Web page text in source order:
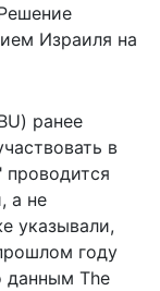
Израиля на
ранее
в
проводится
а не
указывали,
году
данным The